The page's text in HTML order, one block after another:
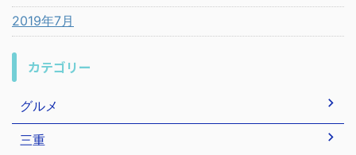
2019年7月
カテゴリー
グルメ
三重